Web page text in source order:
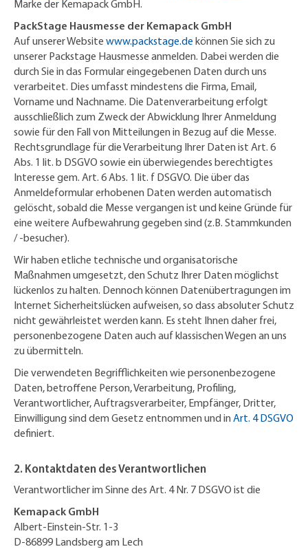
Marke der Kemapack GmbH.
PackStage Hausmesse der Kemapack GmbH
Auf unserer Website www.packstage.de können Sie sich zu
unserer Packstage Hausmesse anmelden. Dabei werden die
durch Sie in das Formular eingegebenen Daten durch uns
verarbeitet. Dies umfasst mindestens die Firma, Email,
Vorname und Nachname. Die Datenverarbeitung erfolgt
ausschließlich zum Zweck der Abwicklung Ihrer Anmeldung
sowie für den Fall von Mitteilungen in Bezug auf die Messe.
Rechtsgrundlage für die Verarbeitung Ihrer Daten ist Art. 6
Abs. 1 lit. b DSGVO sowie ein überwiegendes berechtigtes
Interesse gem. Art. 6 Abs. 1 lit. f DSGVO. Die über das
Anmeldeformular erhobenen Daten werden automatisch
gelöscht, sobald die Messe vergangen ist und keine Gründe für
eine weitere Aufbewahrung gegeben sind (z.B. Stammkunden
/ -besucher).
Wir haben etliche technische und organisatorische
Maßnahmen umgesetzt, den Schutz Ihrer Daten möglichst
lückenlos zu halten. Dennoch können Datenübertragungen im
Internet Sicherheitslücken aufweisen, so dass absoluter Schutz
nicht gewährleistet werden kann. Es steht Ihnen daher frei,
personenbezogene Daten auch auf klassischen Wegen an uns
zu übermitteln.
Die verwendeten Begrifflichkeiten wie personenbezogene
Daten, betroffene Person, Verarbeitung, Profiling,
Verantwortlicher, Auftragsverarbeiter, Empfänger, Dritter,
Einwilligung sind dem Gesetz entnommen und in Art. 4 DSGVO
definiert.
2. Kontaktdaten des Verantwortlichen
Verantwortlicher im Sinne des Art. 4 Nr. 7 DSGVO ist die
Kemapack GmbH
Albert-Einstein-Str. 1-3
D-86899 Landsberg am Lech